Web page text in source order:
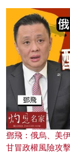
鄧飛：俄烏、美
甘冒政權風險攻